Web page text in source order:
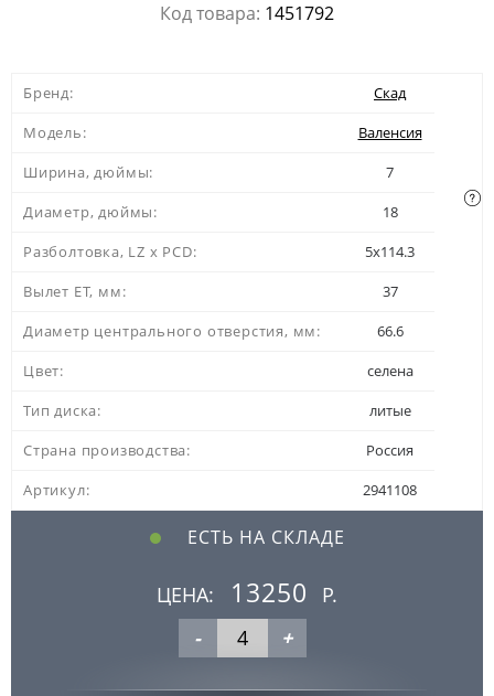
Код товара: 1451792
Бренд:
Скад
Модель:
Валенсия
Ширина, дюймы:
7
Диаметр, дюймы:
18
Разболтовка, LZ x PCD:
5x114.3
Вылет ЕТ, мм:
37
Диаметр центрального отверстия, мм:
66.6
Цвет:
селена
Тип диска:
литые
Страна производства:
Россия
Артикул:
2941108
ЕСТЬ НА СКЛАДЕ
ЦЕНА: 13250
Р.
-
+